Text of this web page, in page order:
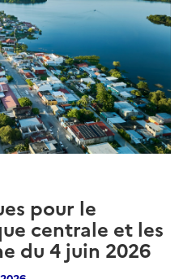
pour le
centrale et les
du 4 juin 2026